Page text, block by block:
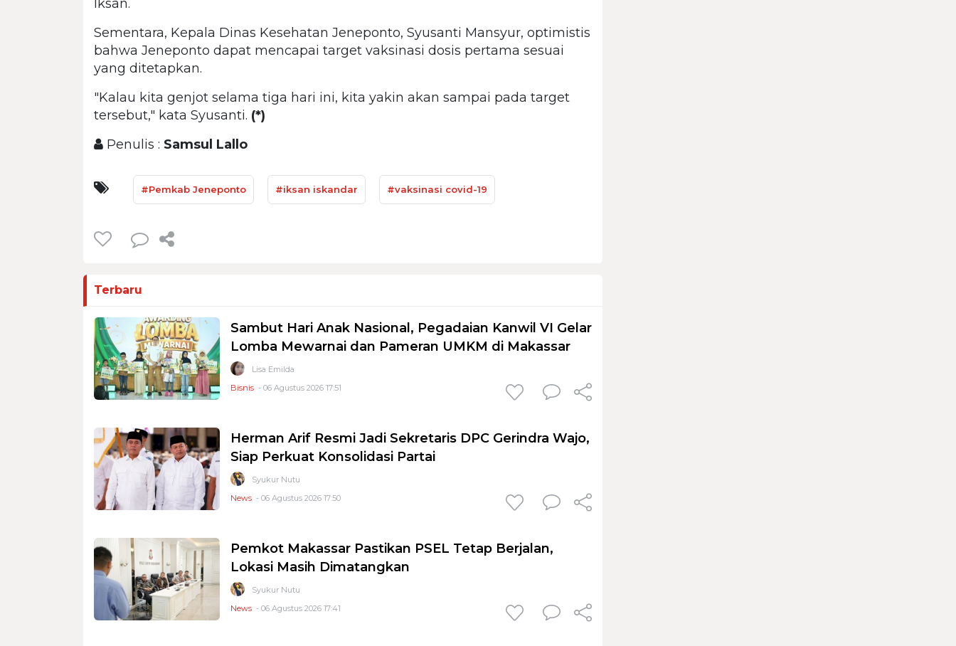
Iksan.
Sementara, Kepala Dinas Kesehatan Jeneponto, Syusanti Mansyur, optimistis
bahwa Jeneponto dapat mencapai target vaksinasi dosis pertama sesuai
yang ditetapkan.
"Kalau kita genjot selama tiga hari ini, kita yakin akan sampai pada target
tersebut," kata Syusanti. (*)
Penulis : Samsul Lallo
#Pemkab Jeneponto #iksan iskandar #vaksinasi covid-19
Terbaru
Sambut Hari Anak Nasional, Pegadaian Kanwil VI Gelar
Lomba Mewarnai dan Pameran UMKM di Makassar
Lisa Emilda
Bisnis - 06 Agustus 2026 17:51
Herman Arif Resmi Jadi Sekretaris DPC Gerindra Wajo,
Siap Perkuat Konsolidasi Partai
Syukur Nutu
News - 06 Agustus 2026 17:50
Pemkot Makassar Pastikan PSEL Tetap Berjalan,
Lokasi Masih Dimatangkan
Syukur Nutu
News - 06 Agustus 2026 17:41